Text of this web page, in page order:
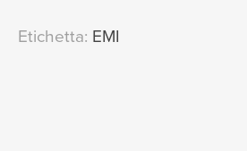
Etichetta: EMI